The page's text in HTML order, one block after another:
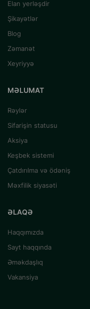
Elan yerləşdir
Şikayətlər
Blog
Zəmanət
Xeyriyyə
MƏLUMAT
Rəylər
Sifarişin statusu
Aksiya
Keşbek sistemi
Çatdırılma və ödəniş
Məxfilik siyasəti
ƏLAQƏ
Haqqımızda
Sayt haqqında
Əməkdaşlıq
Vakansiya